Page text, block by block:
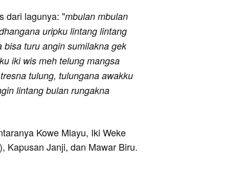
dari lagunya: "mbulan mbulan
uripku lintang lintang
turu angin sumilakna gek
iki wis meh telung mangsa
tulung, tulungana awakku
lintang bulan rungakna
Kowe Mlayu, Iki Weke
Kapusan Janji, dan Mawar Biru.